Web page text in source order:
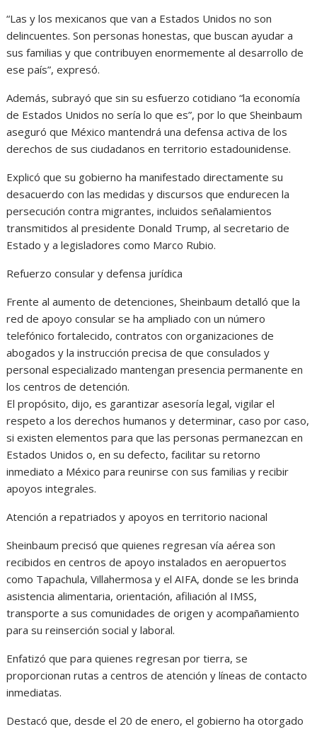
“Las y los mexicanos que van a Estados Unidos no son
delincuentes. Son personas honestas, que buscan ayudar a
sus familias y que contribuyen enormemente al desarrollo de
ese país”, expresó.
Además, subrayó que sin su esfuerzo cotidiano “la economía
de Estados Unidos no sería lo que es”, por lo que Sheinbaum
aseguró que México mantendrá una defensa activa de los
derechos de sus ciudadanos en territorio estadounidense.
Explicó que su gobierno ha manifestado directamente su
desacuerdo con las medidas y discursos que endurecen la
persecución contra migrantes, incluidos señalamientos
transmitidos al presidente Donald Trump, al secretario de
Estado y a legisladores como Marco Rubio.
Refuerzo consular y defensa jurídica
Frente al aumento de detenciones, Sheinbaum detalló que la
red de apoyo consular se ha ampliado con un número
telefónico fortalecido, contratos con organizaciones de
abogados y la instrucción precisa de que consulados y
personal especializado mantengan presencia permanente en
los centros de detención.
El propósito, dijo, es garantizar asesoría legal, vigilar el
respeto a los derechos humanos y determinar, caso por caso,
si existen elementos para que las personas permanezcan en
Estados Unidos o, en su defecto, facilitar su retorno
inmediato a México para reunirse con sus familias y recibir
apoyos integrales.
Atención a repatriados y apoyos en territorio nacional
Sheinbaum precisó que quienes regresan vía aérea son
recibidos en centros de apoyo instalados en aeropuertos
como Tapachula, Villahermosa y el AIFA, donde se les brinda
asistencia alimentaria, orientación, afiliación al IMSS,
transporte a sus comunidades de origen y acompañamiento
para su reinserción social y laboral.
Enfatizó que para quienes regresan por tierra, se
proporcionan rutas a centros de atención y líneas de contacto
inmediatas.
Destacó que, desde el 20 de enero, el gobierno ha otorgado